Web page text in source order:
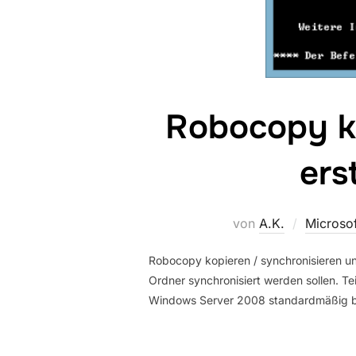
Robocopy
von A.K.
Robocopy kopieren / synchronisieren
Ordner synchronisiert werden sollen.
Windows Server 2008 standardmäßig